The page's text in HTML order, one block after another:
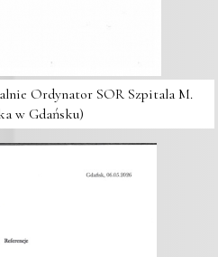
Ordynator SOR Szpitala M.
w Gdańsku)